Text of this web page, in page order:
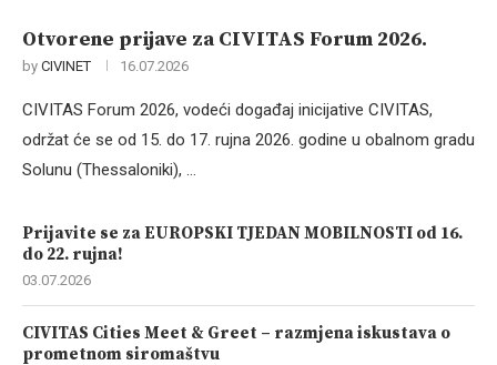
Otvorene prijave za CIVITAS Forum 2026.
by CIVINET 16.07.2026
CIVITAS Forum 2026, vodeći događaj inicijative CIVITAS,
održat će se od 15. do 17. rujna 2026. godine u obalnom gradu
Solunu (Thessaloniki), …
Prijavite se za EUROPSKI TJEDAN MOBILNOSTI od 16.
do 22. rujna!
03.07.2026
CIVITAS Cities Meet & Greet – razmjena iskustava o
prometnom siromaštvu